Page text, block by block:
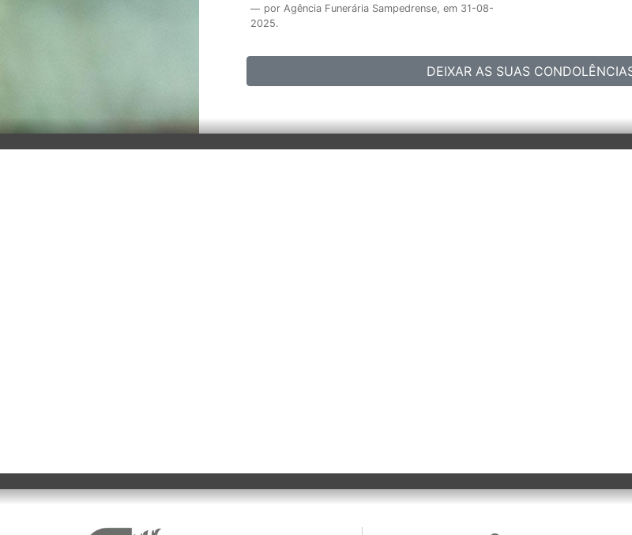
por Agência Funerária Sampedrense, em 31-08-
2025.
DEIXAR AS SUAS